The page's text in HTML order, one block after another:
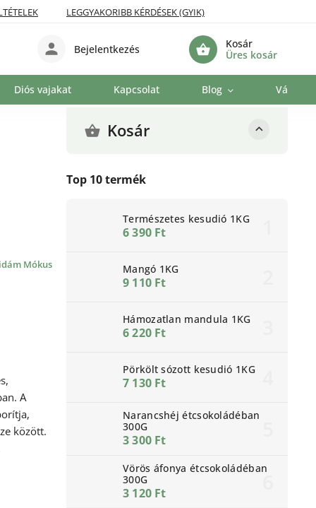
LEGGYAKORIBB KÉRDÉSEK (GYIK)
Kosár
Üres kosár
Bejelentkezés
Diós vajakat Kapcsolat Blog
Kosár
Top 10 termék
Természetes kesudió 1KG
6 390 Ft
Mangó 1KG
9 110 Ft
Hámozatlan mandula 1KG
6 220 Ft
Pörkölt sózott kesudió 1KG
7 130 Ft
Narancshéj étcsokoládéban
300G
3 300 Ft
Vörös áfonya étcsokoládéban
300G
3 120 Ft
Mókus
A
között.